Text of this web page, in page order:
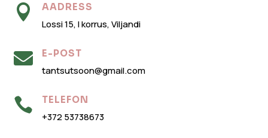
 AADRESS
Lossi 15, I korrus, Viljandi
 E-POST
tantsutsoon@gmail.com
 TELEFON
+372 53738673